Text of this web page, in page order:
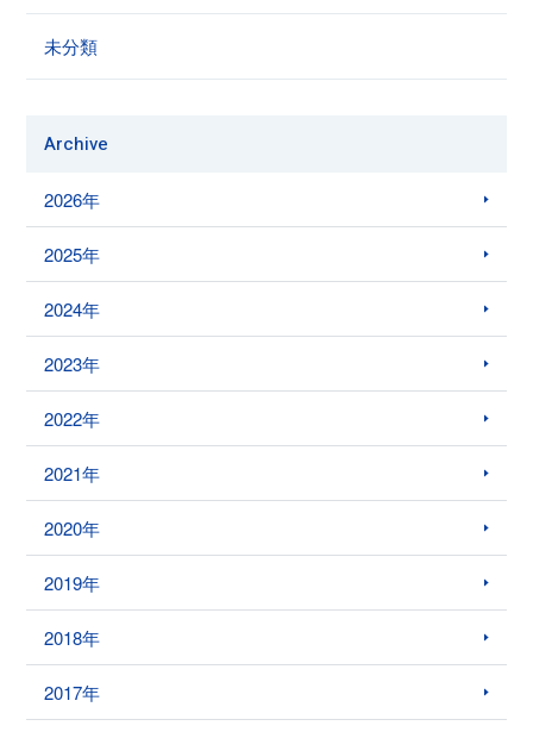
未分類
Archive
2026年
2025年
2024年
2023年
2022年
2021年
2020年
2019年
2018年
2017年